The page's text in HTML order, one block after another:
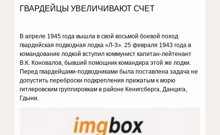
ГВАРДЕЙЦЫ УВЕЛИЧИВАЮТ СЧЕТ
В апреле 1945 года вышла в свой восьмой боевой поход
гвардейская подводная лодка «Л-3». 25 февраля 1943 года в
командование лодкой вступил коммунист капитан-лейтенант
В.К. Коновалов, бывший помощник командира этой же лодки.
Перед гвардейцами-подводниками была поставлена задача не
допустить переброски подкрепления прижатым к морю
гитлеровским группировкам в районе Кенигсберга, Данцига,
Гдыни.